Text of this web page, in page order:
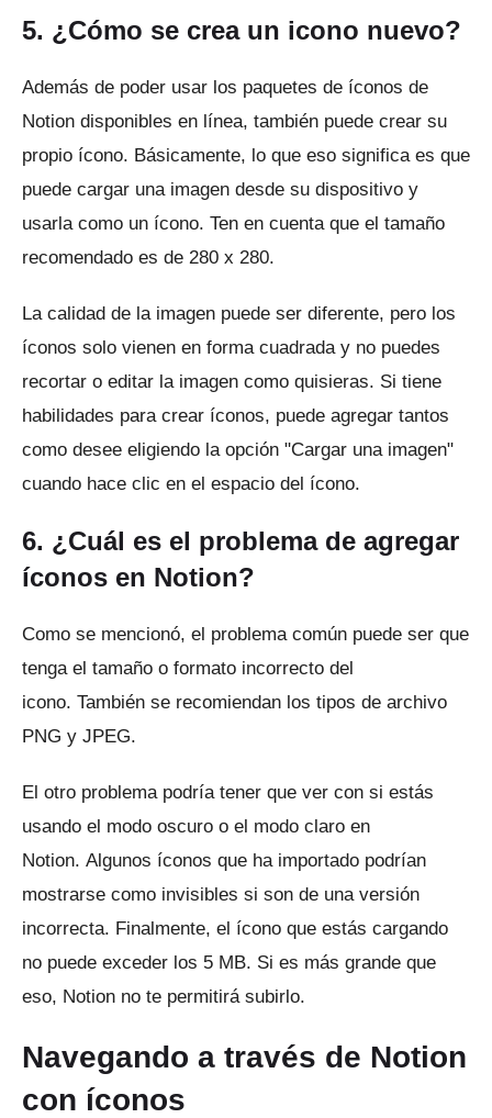
5. ¿Cómo se crea un icono nuevo?
Además de poder usar los paquetes de íconos de
Notion disponibles en línea, también puede crear su
propio ícono. Básicamente, lo que eso significa es que
puede cargar una imagen desde su dispositivo y
usarla como un ícono. Ten en cuenta que el tamaño
recomendado es de 280 x 280.
La calidad de la imagen puede ser diferente, pero los
íconos solo vienen en forma cuadrada y no puedes
recortar o editar la imagen como quisieras. Si tiene
habilidades para crear íconos, puede agregar tantos
como desee eligiendo la opción "Cargar una imagen"
cuando hace clic en el espacio del ícono.
6. ¿Cuál es el problema de agregar
íconos en Notion?
Como se mencionó, el problema común puede ser que
tenga el tamaño o formato incorrecto del
icono. También se recomiendan los tipos de archivo
PNG y JPEG.
El otro problema podría tener que ver con si estás
usando el modo oscuro o el modo claro en
Notion. Algunos íconos que ha importado podrían
mostrarse como invisibles si son de una versión
incorrecta. Finalmente, el ícono que estás cargando
no puede exceder los 5 MB. Si es más grande que
eso, Notion no te permitirá subirlo.
Navegando a través de Notion
con íconos